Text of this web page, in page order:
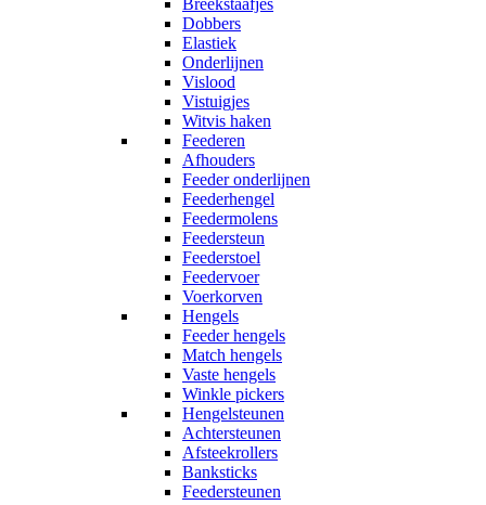
Breekstaafjes
Dobbers
Elastiek
Onderlijnen
Vislood
Vistuigjes
Witvis haken
Feederen
Afhouders
Feeder onderlijnen
Feederhengel
Feedermolens
Feedersteun
Feederstoel
Feedervoer
Voerkorven
Hengels
Feeder hengels
Match hengels
Vaste hengels
Winkle pickers
Hengelsteunen
Achtersteunen
Afsteekrollers
Banksticks
Feedersteunen